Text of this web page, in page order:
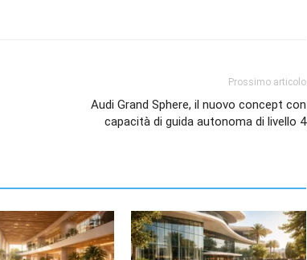
Prossimo articolo
Audi Grand Sphere, il nuovo concept con
capacità di guida autonoma di livello 4